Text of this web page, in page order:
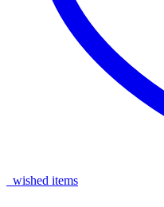
wished items